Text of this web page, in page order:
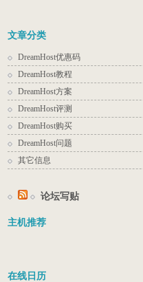
文章分类
DreamHost优惠码
DreamHost教程
DreamHost方案
DreamHost评测
DreamHost购买
DreamHost问题
其它信息
论坛写贴
主机推荐
在线日历